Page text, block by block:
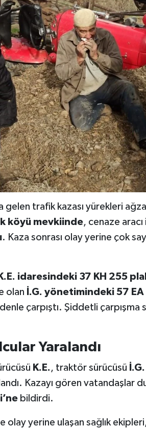
gelen trafik kazası yürekleri
köyü mevkiinde, cenaze
. Kaza sonrası olay yerine çok
K.E. idaresindeki 37 KH 255
olan İ.G. yönetimindeki 57
çarpıştı. Şiddetli çarpışma
Yaralandı
K.E., traktör sürücüsü İ.G.
Kazayı gören vatandaşlar
bildirdi.
olay yerine ulaşan sağlık